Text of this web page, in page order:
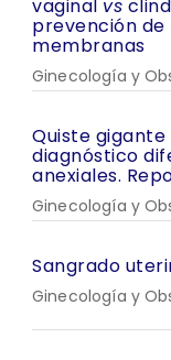
vaginal vs
prevención
membranas
Ginecología y
Quiste
diagnóstico
anexiales.
Ginecología y
Sangrado
Ginecología y